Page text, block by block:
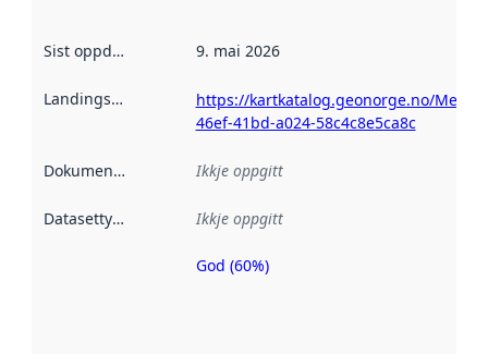
Sist oppdatert 9. mai 2026
Landingsside
https://kartkatalog.geonorge.no/
46ef-41bd-a024-58c4c8e5ca8c
Dokumentasjon Ikkje oppgitt
Datasettype Ikkje oppgitt
Metadatakvalitet
God (60%)